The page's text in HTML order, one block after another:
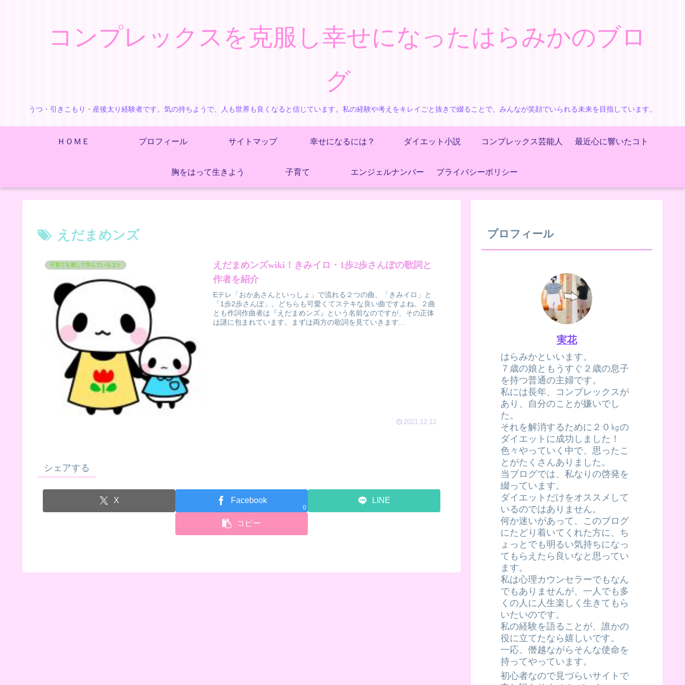
コンプレックスを克服し幸せになったはらみかのブロ
グ
うつ・引きこもり・産後太り経験者です。気の持ちようで、人も世界も良くなると信じています。私の経験や考えをキレイごと抜きで綴ることで、みんなが笑顔でいられる未来を目指しています。
ＨＯＭＥ プロフィール サイトマップ 幸せになるには？ ダイエット小説 コンプレックス芸能人 最近心に響いたコト
胸をはって生きよう 子育て エンジェルナンバー プライバシーポリシー
えだまめンズ
子育てを通して学んでいるコト
えだまめンズwiki！きみイロ・1歩2歩さんぽの歌詞と
作者を紹介
Eテレ「おかあさんといっしょ」で流れる２つの曲、「きみイロ」と
「1歩2歩さんぽ」。どちらも可愛くてステキな良い曲ですよね。２曲
とも作詞作曲者は『えだまめンズ』という名前なのですが、その正体
は謎に包まれています。まずは両方の歌詞を見ていきます...
2021.12.12
シェアする
X Facebook
0
LINE
コピー
プロフィール
実花
はらみかといいます。
７歳の娘ともうすぐ２歳の息子
を持つ普通の主婦です。
私には長年、コンプレックスが
あり、自分のことが嫌いでし
た。
それを解消するために２０㎏の
ダイエットに成功しました！
色々やっていく中で、思ったこ
とがたくさんありました。
当ブログでは、私なりの啓発を
綴っています。
ダイエットだけをオススメして
いるのではありません。
何か迷いがあって、このブログ
にたどり着いてくれた方に、ち
ょっとでも明るい気持ちになっ
てもらえたら良いなと思ってい
ます。
私は心理カウンセラーでもなん
でもありませんが、一人でも多
くの人に人生楽しく生きてもら
いたいのです。
私の経験を語ることが、誰かの
役に立てたなら嬉しいです。
一応、僭越ながらそんな使命を
持ってやっています。
初心者なので見づらいサイトで